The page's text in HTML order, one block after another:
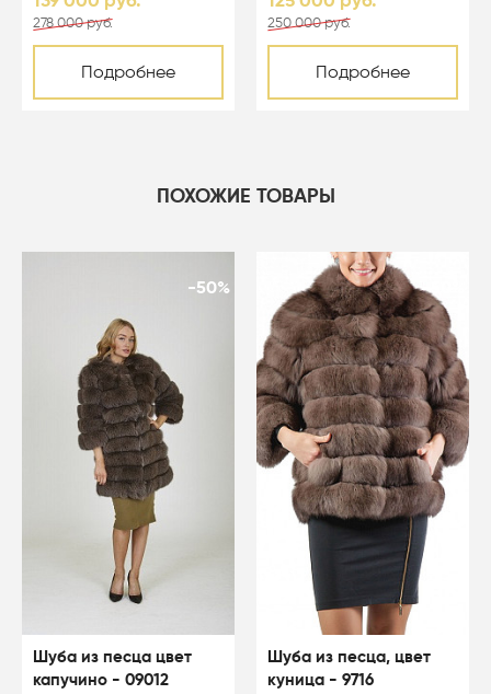
капюшоном - 01164
278 000 руб.
Подробнее
250 000 руб.
Подробнее
ПОХОЖИЕ ТОВАРЫ
-50%
Шуба из песца цвет
капучино - 09012
-50%
Шуба из песца, цвет
куница - 9716